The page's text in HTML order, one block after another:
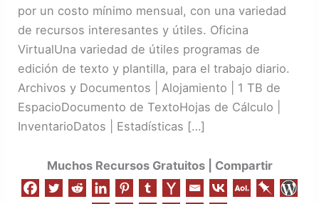
por un costo mínimo mensual, con una variedad
de recursos interesantes y útiles. Oficina
VirtualUna variedad de útiles programas de
edición de texto y plantilla, para el trabajo diario.
Archivos y Documentos | Alojamiento | 1 TB de
EspacioDocumento de TextoHojas de Cálculo |
InventarioDatos | Estadísticas […]
Muchos Recursos Gratuitos | Compartir